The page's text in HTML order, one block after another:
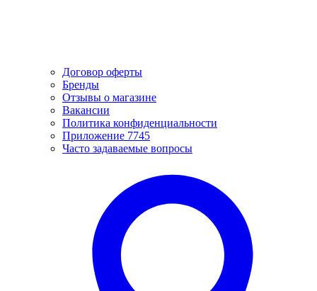
Договор оферты
Бренды
Отзывы о магазине
Вакансии
Политика конфиденциальности
Приложение 7745
Часто задаваемые вопросы